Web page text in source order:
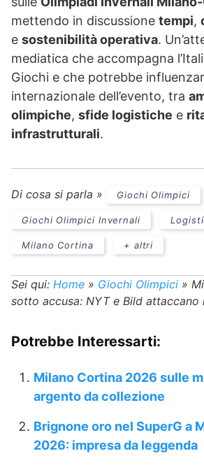
mettendo in discussione tempi,
e sostenibilità operativa.
mediatica che accompagna
Giochi e che potrebbe
internazionale dell’evento, tra
olimpiche, sfide logistiche e
infrastrutturali.
Di cosa si parla » Giochi Olimpici
Giochi Olimpici Invernali
Milano Cortina + altri
Sei qui: Home » Giochi Olimpici »
sotto accusa: NYT e Bild attaccano
Potrebbe Interessarti:
Milano Cortina 2026 sulle
argento da collezione
Brignone oro nel SuperG a
2026: impresa da leggenda